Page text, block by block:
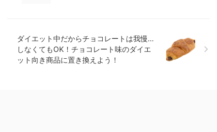
ダイエット中だからチョコレートは我慢…
しなくてもOK！チョコレート味のダイエ
ット向き商品に置き換えよう！